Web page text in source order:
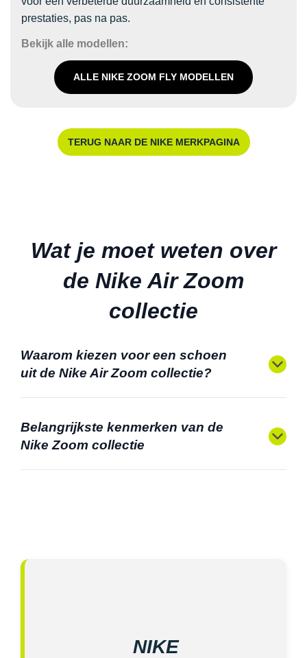
prestaties, pas na pas.
Bekijk alle modellen:
ALLE NIKE ZOOM FLY MODELLEN
TERUG NAAR DE NIKE MERKPAGINA
Wat je moet weten over
de Nike Air Zoom
collectie
Waarom kiezen voor een schoen
uit de Nike Air Zoom collectie?
Belangrijkste kenmerken van de
Nike Zoom collectie
NIKE